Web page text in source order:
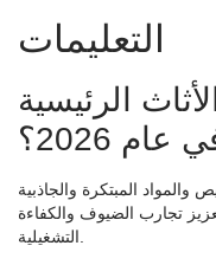
التعليمات
الرئيسية
المبتكرة والجاذبية
تجارب الضيوف والكفاءة